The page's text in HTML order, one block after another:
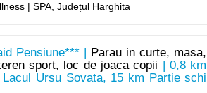
| SPA, Județul Harghita
Pensiune*** |
Parau in curte, masa,
sport, loc de joaca copii | 0,8 km
Ursu Sovata, 15 km Partie schi